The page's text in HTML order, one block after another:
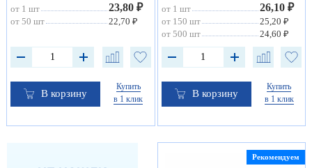
от 1 шт 23,80 ₽
от 50 шт 22,70 ₽
В корзину
Купить
в 1 клик
от 1 шт 26,10 ₽
от 150 шт
25,20 ₽
от 500 шт
24,60 ₽
В корзину
Купить
в 1 клик
Рекомендуем